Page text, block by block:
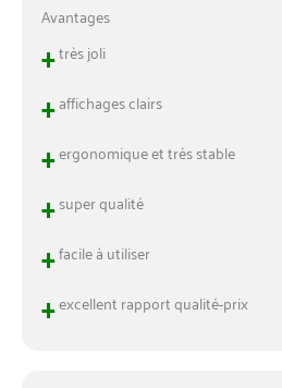
Avantages
+très joli
+affichages clairs
+ergonomique et très stable
+super qualité
+facile à utiliser
+excellent rapport qualité-prix